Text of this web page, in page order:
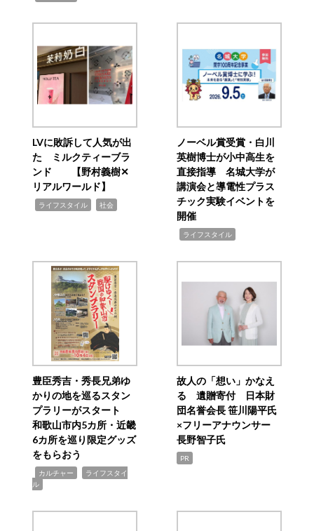
LVに敗訴して人気が出
た ミルクティーブラ
ンド 【野村義樹✕
リアルワールド】
ライフスタイル 社会
ノーベル賞受賞・白川
英樹博士が小中高生を
直接指導 名城大学が
講演会と導電性プラス
チック実験イベントを
開催
ライフスタイル
豊臣秀吉・秀長兄弟ゆ
かりの地を巡るスタン
プラリーがスタート
和歌山市内5カ所・近畿
6カ所を巡り限定グッズ
をもらおう
カルチャー
ライフスタイ
ル
故人の「想い」かなえ
る 遺贈寄付 日本財
団名誉会長 笹川陽平氏
×フリーアナウンサー
長野智子氏
PR